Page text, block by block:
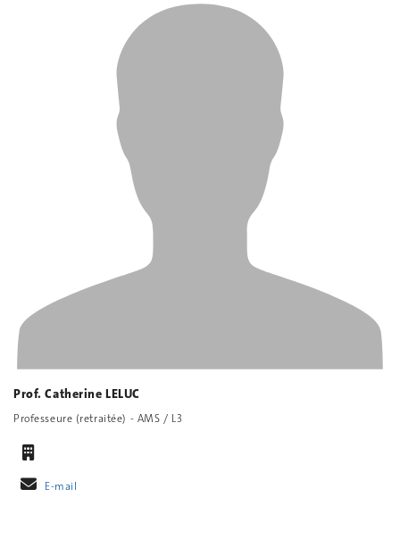
Prof. Catherine LELUC
Professeure (retraitée) - AMS / L3
E-mail